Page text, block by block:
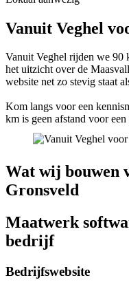
Vanuit Veghel
Vanuit Veghel rijden we 90
het uitzicht over de
website net zo stevig staat
Kom langs voor een
km is geen afstand voor een
Wat wij bouwen
Gronsveld
Maatwerk
bedrijf
Bedrijfswebsite